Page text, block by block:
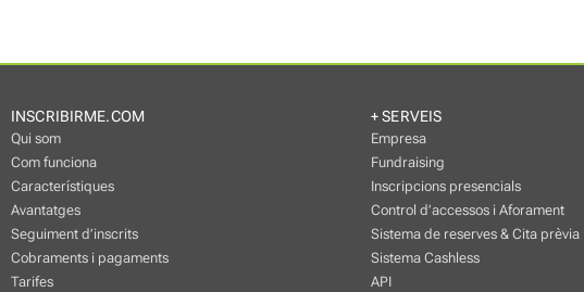
INSCRIBIRME.COM
Qui som
Com funciona
Característiques
Avantatges
Seguiment d’inscrits
Cobraments i pagaments
Tarifes
+ SERVEIS
Empresa
Fundraising
Inscripcions presencials
Control d’accessos i Aforament
Sistema de reserves & Cita prèvia
Sistema Cashless
API